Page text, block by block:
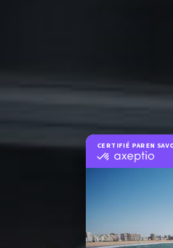
CERTIFIÉ PAR EN
certifié
sur
Axeptio